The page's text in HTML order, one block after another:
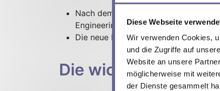
Diese Webseite
Wir verwenden Cookies,
und die Zugriffe auf
Website an unsere
möglicherweise mit
der Dienste gesammelt
Nach dem Upgrade auf FW v2.01 ist
Engineering einzusenden.
Die neue Firmware-Version ist nur
Die wichtigsten